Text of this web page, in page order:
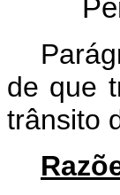
de que
trânsito